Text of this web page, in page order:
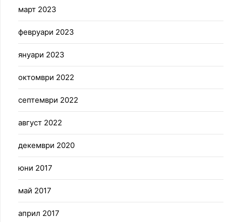
март 2023
февруари 2023
януари 2023
октомври 2022
септември 2022
август 2022
декември 2020
юни 2017
май 2017
април 2017